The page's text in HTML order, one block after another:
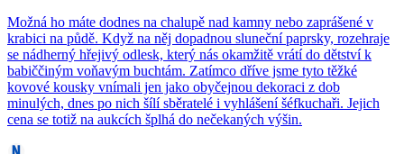
Možná ho máte dodnes na chalupě nad kamny nebo zaprášené v
krabici na půdě. Když na něj dopadnou sluneční paprsky, rozehraje
se nádherný hřejivý odlesk, který nás okamžitě vrátí do dětství k
babiččiným voňavým buchtám. Zatímco dříve jsme tyto těžké
kovové kousky vnímali jen jako obyčejnou dekoraci z dob
minulých, dnes po nich šílí sběratelé i vyhlášení šéfkuchaři. Jejich
cena se totiž na aukcích šplhá do nečekaných výšin.